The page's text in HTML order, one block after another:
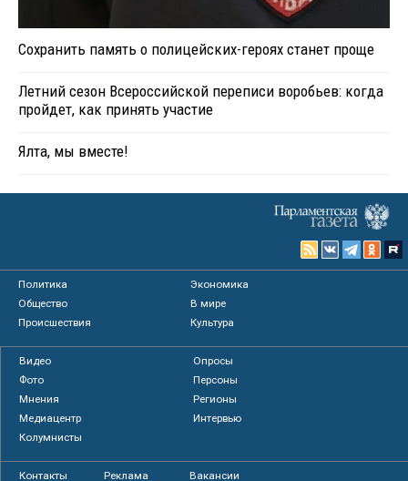
Сохранить память о полицейских-героях станет проще
Летний сезон Всероссийской переписи воробьев: когда
пройдет, как принять участие
Ялта, мы вместе!
Политика
Экономика
Общество
В мире
Происшествия
Культура
Видео
Опросы
Фото
Персоны
Мнения
Регионы
Медиацентр
Интервью
Колумнисты
Контакты Реклама Вакансии